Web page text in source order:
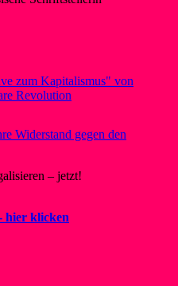
zum Kapitalismus" von
Revolution
– jetzt!
hier klicken